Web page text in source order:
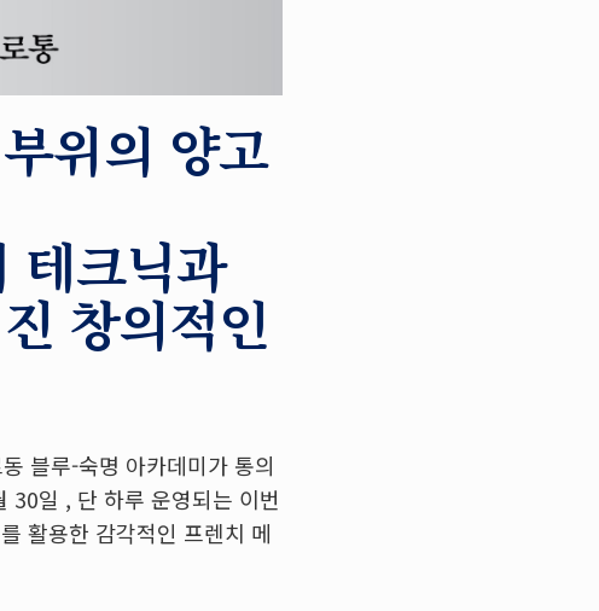
위의 양고
테크닉과
창의적인
블루-숙명 아카데미가 통의
30일 , 단 하루 운영되는 이번
활용한 감각적인 프렌치 메